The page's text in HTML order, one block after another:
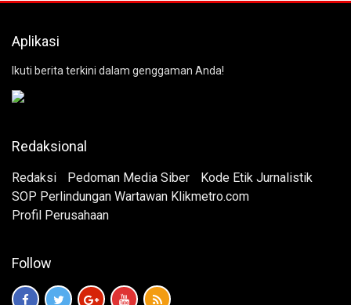
Aplikasi
Ikuti berita terkini dalam genggaman Anda!
Redaksional
Redaksi Pedoman Media Siber
Kode Etik Jurnalistik
SOP Perlindungan Wartawan Klikmetro.com
Profil Perusahaan
Follow